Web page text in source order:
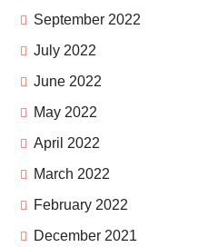
September 2022
July 2022
June 2022
May 2022
April 2022
March 2022
February 2022
December 2021